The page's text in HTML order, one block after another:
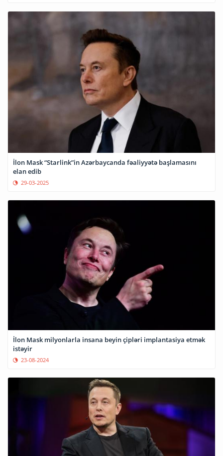
İlon Mask “Starlink”in Azərbaycanda fəaliyyətə başlamasını
elan edib
29-03-2025
İlon Mask milyonlarla insana beyin çipləri implantasiya etmək
istəyir
23-08-2024